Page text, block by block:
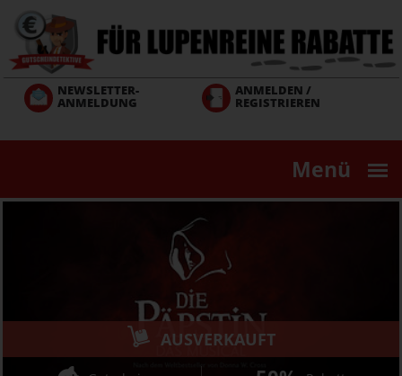
zum
Inhalt
NEWSLETTER-
ANMELDUNG
ANMELDEN /
REGISTRIEREN
Menü
AUSVERKAUFT